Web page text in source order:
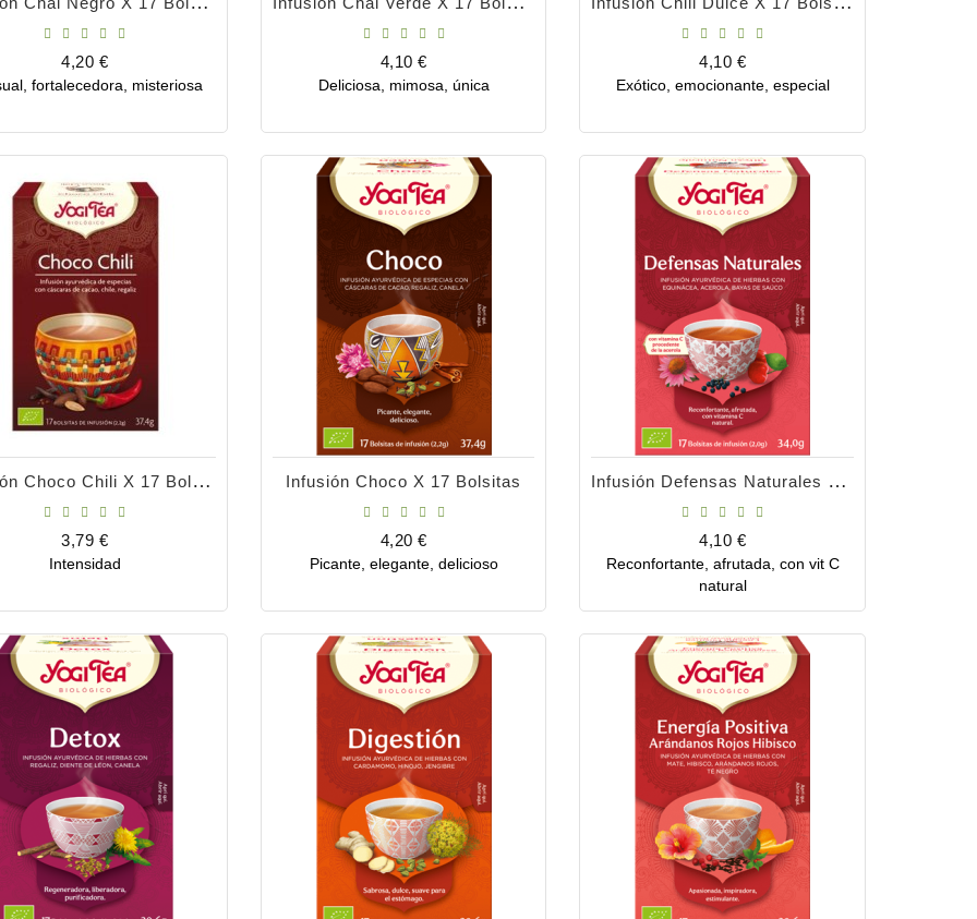
Precio
4,20 €
fortalecedora, misteriosa
Comprar
Precio
4,10 €
Deliciosa, mimosa, única
Comprar
Precio
4,10 €
Exótico, emocionante, especial
Comprar
Infusión Choco Chili X 17 Bolsitas
Precio
3,79 €
Intensidad
Comprar
Infusión Choco X 17 Bolsitas
Precio
4,20 €
Picante, elegante, delicioso
Comprar
Infusión Defensas Naturales X 17 Bolsita
Precio
4,10 €
Reconfortante, afrutada, con vit C
natural
Comprar